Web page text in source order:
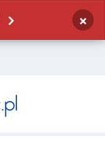
×